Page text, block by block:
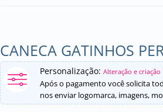
CANECA GATINHOS
Personalização: Alteração e criação
Após o pagamento você solicita
nos enviar logomarca, imagens,